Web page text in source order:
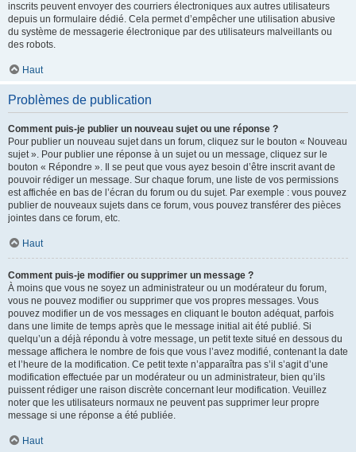
inscrits peuvent envoyer des courriers électroniques aux autres utilisateurs
depuis un formulaire dédié. Cela permet d’empêcher une utilisation abusive
du système de messagerie électronique par des utilisateurs malveillants ou
des robots.
Haut
Problèmes de publication
Comment puis-je publier un nouveau sujet ou une réponse ?
Pour publier un nouveau sujet dans un forum, cliquez sur le bouton « Nouveau
sujet ». Pour publier une réponse à un sujet ou un message, cliquez sur le
bouton « Répondre ». Il se peut que vous ayez besoin d’être inscrit avant de
pouvoir rédiger un message. Sur chaque forum, une liste de vos permissions
est affichée en bas de l’écran du forum ou du sujet. Par exemple : vous pouvez
publier de nouveaux sujets dans ce forum, vous pouvez transférer des pièces
jointes dans ce forum, etc.
Haut
Comment puis-je modifier ou supprimer un message ?
À moins que vous ne soyez un administrateur ou un modérateur du forum,
vous ne pouvez modifier ou supprimer que vos propres messages. Vous
pouvez modifier un de vos messages en cliquant le bouton adéquat, parfois
dans une limite de temps après que le message initial ait été publié. Si
quelqu’un a déjà répondu à votre message, un petit texte situé en dessous du
message affichera le nombre de fois que vous l’avez modifié, contenant la date
et l’heure de la modification. Ce petit texte n’apparaîtra pas s’il s’agit d’une
modification effectuée par un modérateur ou un administrateur, bien qu’ils
puissent rédiger une raison discrète concernant leur modification. Veuillez
noter que les utilisateurs normaux ne peuvent pas supprimer leur propre
message si une réponse a été publiée.
Haut